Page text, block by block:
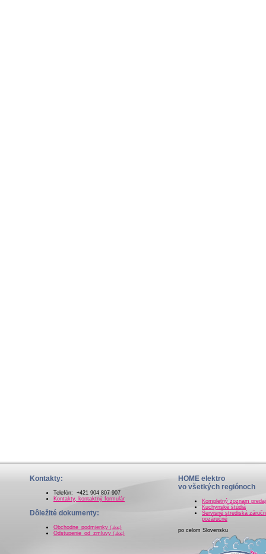
Kontakty:
Telefón: +421 904 807 907
Kontakty, kontaktný formulár
Dôležité dokumenty:
Obchodne_podmienky (.doc)
Odstupenie_od_zmluvy (.doc)
HOME elektro
vo všetkých regiónoch
Kompletný zoznam
Kuchynské štúdiá
Servisné strediská
pozáručné
po celom Slovensku